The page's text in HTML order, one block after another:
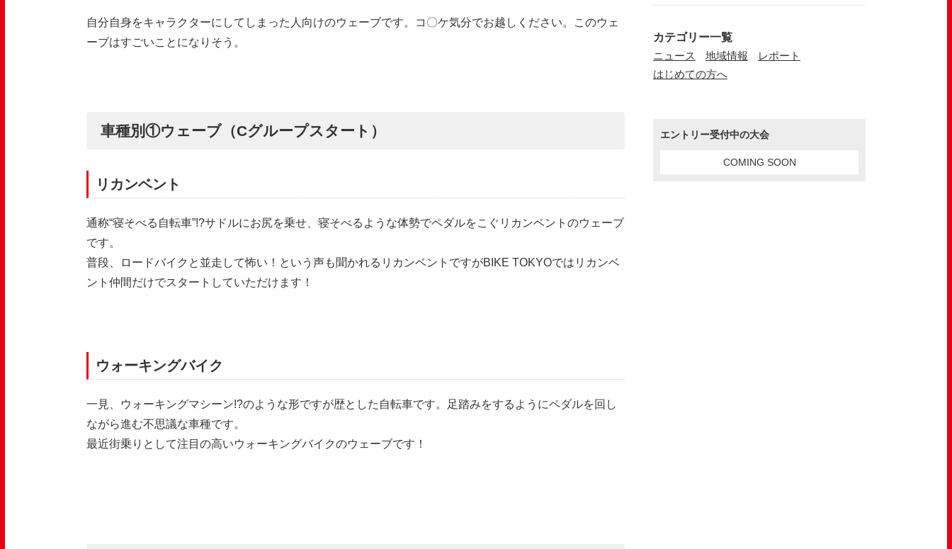
自分自身をキャラクターにしてしまった人向けのウェーブです。コ〇ケ気分でお越しください。このウェ
ーブはすごいことになりそう。
車種別①ウェーブ（Cグループスタート）
リカンベント
通称“寝そべる自転車”!?サドルにお尻を乗せ、寝そべるような体勢でペダルをこぐリカンベントのウェーブ
です。
普段、ロードバイクと並走して怖い！という声も聞かれるリカンベントですがBIKE TOKYOではリカンベ
ント仲間だけでスタートしていただけます！
ウォーキングバイク
一見、ウォーキングマシーン!?のような形ですが歴とした自転車です。足踏みをするようにペダルを回し
ながら進む不思議な車種です。
最近街乗りとして注目の高いウォーキングバイクのウェーブです！
カテゴリー一覧
ニュース 地域情報
レポート
はじめての方へ
エントリー受付中の大会
COMING SOON